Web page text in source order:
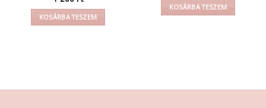
KOSÁRBA TESZEM
KOSÁRBA TESZEM